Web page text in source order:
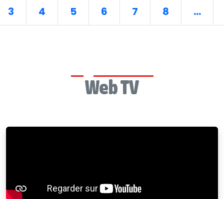
3 4 5 6 7 8 ...
Web TV